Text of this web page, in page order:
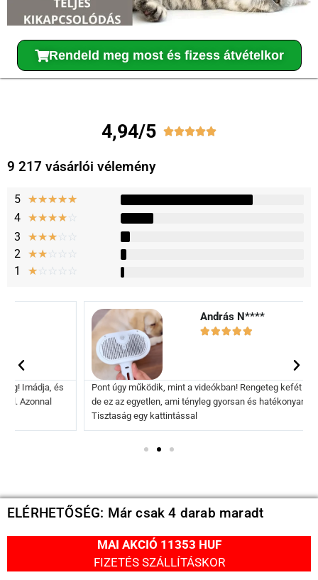
Rendeld meg most és fizess átvételkor
4,94/5 
9 217 vásárlói vélemény
5 ★★★★★
4 ☆☆☆☆☆
3 ☆☆☆☆ ☆
2 ☆☆☆ ☆ ☆
1 ☆☆ ☆ ☆ ☆
András N****

Pont úgy működik, mint a videókban! Rengeteg kefét kipróbáltam,
de ez az egyetlen, ami tényleg gyorsan és hatékonyan tisztít.
Tisztaság egy kattintással
ELÉRHETŐSÉG: Már csak 4 darab maradt
MAI AKCIÓ 11353 HUF
FIZETÉS SZÁLLÍTÁSKOR